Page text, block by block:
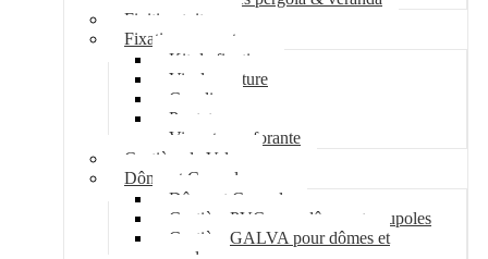
Finition toiture
Fixation couverture
Kit de fixation
Vis de couture
Cavalier
Pontet
Vis auto-perforante
Costière de Velux
Dôme et Coupole
Dôme et Coupole
Costière PVC pour dômes et coupoles
Costière GALVA pour dômes et